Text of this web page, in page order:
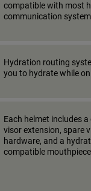
compatible with most
communication
Hydration routing
you to hydrate while
Each helmet includes
visor extension, spare
hardware, and a
compatible mouthpiece